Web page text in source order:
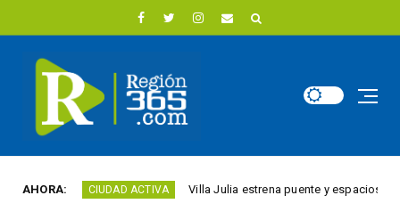
AHORA:
CIUDAD ACTIVA Villa Julia estrena puente y espacios